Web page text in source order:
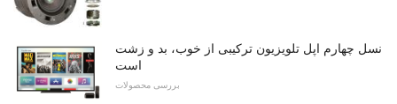
نسل چهارم اپل تلویزیون ترکیبی از خوب، بد و زشت
است
بررسی محصولات